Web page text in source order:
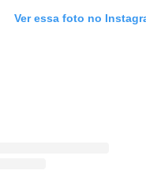
Ver essa foto no